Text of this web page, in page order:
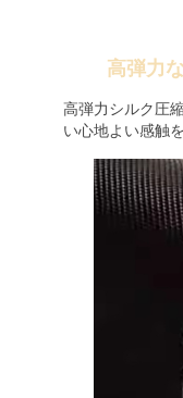
高弾力
高弾力シルク圧
い心地よい感触